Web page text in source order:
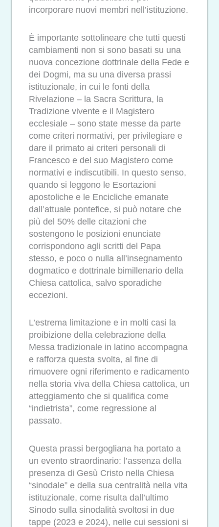
incorporare nuovi membri nell’istituzione.
È importante sottolineare che tutti questi
cambiamenti non si sono basati su una
nuova concezione dottrinale della Fede e
dei Dogmi, ma su una diversa prassi
istituzionale, in cui le fonti della
Rivelazione – la Sacra Scrittura, la
Tradizione vivente e il Magistero
ecclesiale – sono state messe da parte
come criteri normativi, per privilegiare e
dare il primato ai criteri personali di
Francesco e del suo Magistero come
normativi e indiscutibili. In questo senso,
quando si leggono le Esortazioni
apostoliche e le Encicliche emanate
dall’attuale pontefice, si può notare che
più del 50% delle citazioni che
sostengono le posizioni enunciate
corrispondono agli scritti del Papa
stesso, e poco o nulla all’insegnamento
dogmatico e dottrinale bimillenario della
Chiesa cattolica, salvo sporadiche
eccezioni.
L’estrema limitazione e in molti casi la
proibizione della celebrazione della
Messa tradizionale in latino accompagna
e rafforza questa svolta, al fine di
rimuovere ogni riferimento e radicamento
nella storia viva della Chiesa cattolica, un
atteggiamento che si qualifica come
“indietrista”, come regressione al
passato.
Questa prassi bergogliana ha portato a
un evento straordinario: l’assenza della
presenza di Gesù Cristo nella Chiesa
“sinodale” e della sua centralità nella vita
istituzionale, come risulta dall’ultimo
Sinodo sulla sinodalità svoltosi in due
tappe (2023 e 2024), nelle cui sessioni si